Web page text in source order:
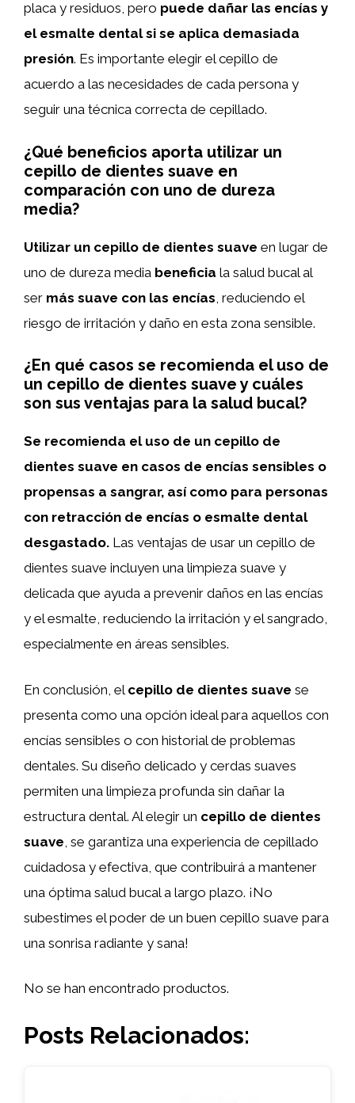
placa y residuos, pero puede dañar las encías y
el esmalte dental si se aplica demasiada
presión. Es importante elegir el cepillo de
acuerdo a las necesidades de cada persona y
seguir una técnica correcta de cepillado.
¿Qué beneficios aporta utilizar un
cepillo de dientes suave en
comparación con uno de dureza
media?
Utilizar un cepillo de dientes suave en lugar de
uno de dureza media beneficia la salud bucal al
ser más suave con las encías , reduciendo el
riesgo de irritación y daño en esta zona sensible.
¿En qué casos se recomienda el uso de
un cepillo de dientes suave y cuáles
son sus ventajas para la salud bucal?
Se recomienda el uso de un cepillo de
dientes suave en casos de encías sensibles o
propensas a sangrar, así como para personas
con retracción de encías o esmalte dental
desgastado. Las ventajas de usar un cepillo de
dientes suave incluyen una limpieza suave y
delicada que ayuda a prevenir daños en las encías
y el esmalte, reduciendo la irritación y el sangrado,
especialmente en áreas sensibles.
En conclusión, el cepillo de dientes suave se
presenta como una opción ideal para aquellos con
encías sensibles o con historial de problemas
dentales. Su diseño delicado y cerdas suaves
permiten una limpieza profunda sin dañar la
estructura dental. Al elegir un cepillo de dientes
suave , se garantiza una experiencia de cepillado
cuidadosa y efectiva, que contribuirá a mantener
una óptima salud bucal a largo plazo. ¡No
subestimes el poder de un buen cepillo suave para
una sonrisa radiante y sana!
No se han encontrado productos.
Posts Relacionados: